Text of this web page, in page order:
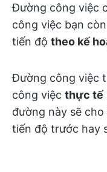
Đường công việc
công việc bạn
tiến độ theo kế
Đường công việc
công việc thực tế
đường này sẽ
tiến độ trước hay